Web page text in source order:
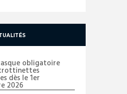
obligatoire
dès le 1er
2026